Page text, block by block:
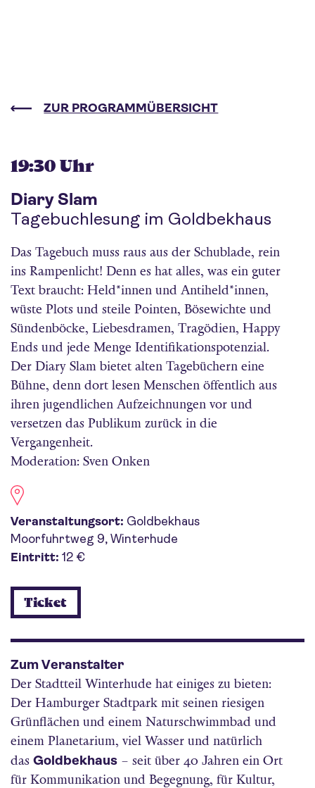
ZUR PROGRAMMÜBERSICHT
19:30 Uhr
Diary Slam
Tagebuchlesung im Goldbekhaus
Das Tagebuch muss raus aus der Schublade, rein
ins Rampenlicht! Denn es hat alles, was ein guter
Text braucht: Held*innen und Antiheld*innen,
wüste Plots und steile Pointen, Bösewichte und
Sündenböcke, Liebesdramen, Tragödien, Happy
Ends und jede Menge Identifikationspotenzial.
Der Diary Slam bietet alten Tagebüchern eine
Bühne, denn dort lesen Menschen öffentlich aus
ihren jugendlichen Aufzeichnungen vor und
versetzen das Publikum zurück in die
Vergangenheit.
Moderation: Sven Onken
Veranstaltungsort: Goldbekhaus
Moorfuhrtweg 9, Winterhude
Eintritt: 12 €
Ticket
Zum Veranstalter
Der Stadtteil Winterhude hat einiges zu bieten:
Der Hamburger Stadtpark mit seinen riesigen
Grünflächen und einem Naturschwimmbad und
einem Planetarium, viel Wasser und natürlich
das Goldbekhaus – seit über 40 Jahren ein Ort
für Kommunikation und Begegnung, für Kultur,